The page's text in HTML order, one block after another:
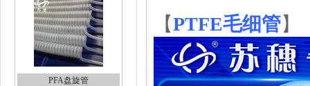
PFA盘旋管
【PTFE毛细管】